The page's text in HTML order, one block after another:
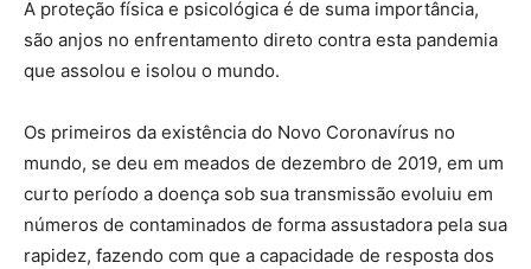
A proteção física e psicológica é de suma importância,
são anjos no enfrentamento direto contra esta pandemia
que assolou e isolou o mundo.
Os primeiros da existência do Novo Coronavírus no
mundo, se deu em meados de dezembro de 2019, em um
curto período a doença sob sua transmissão evoluiu em
números de contaminados de forma assustadora pela sua
rapidez, fazendo com que a capacidade de resposta dos